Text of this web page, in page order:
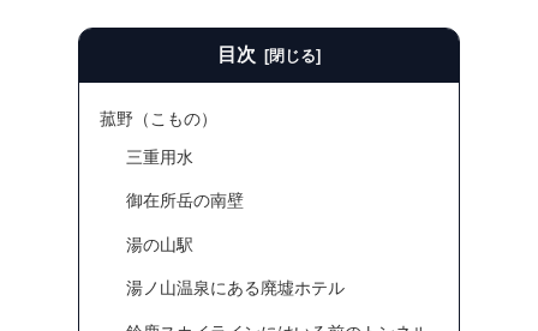
目次
菰野（こもの）
三重用水
御在所岳の南壁
湯の山駅
湯ノ山温泉にある廃墟ホテル